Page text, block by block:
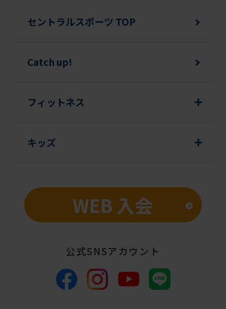
セントラルスポーツ TOP
Catch up!
フィットネス
キッズ
WEB 入会
公式SNSアカウント